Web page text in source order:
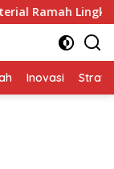
Lingkungan
Inovasi